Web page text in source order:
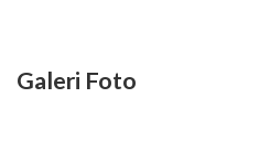
Galeri Foto